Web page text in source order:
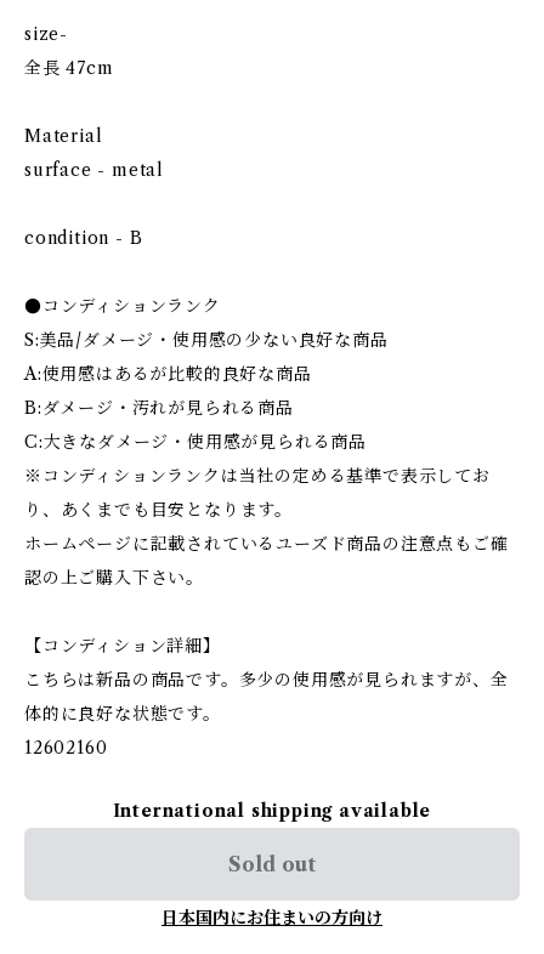
size-
全長 47cm
Material
surface - metal
condition - B
●コンディションランク
S:美品/ダメージ・使用感の少ない良好な商品
A:使用感はあるが比較的良好な商品
B:ダメージ・汚れが見られる商品
C:大きなダメージ・使用感が見られる商品
※コンディションランクは当社の定める基準で表示してお
り、あくまでも目安となります。
ホームページに記載されているユーズド商品の注意点もご確
認の上ご購入下さい。
【コンディション詳細】
こちらは新品の商品です。多少の使用感が見られますが、全
体的に良好な状態です。
12602160
International shipping available
Sold out
日本国内にお住まいの方向け